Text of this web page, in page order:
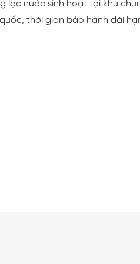
lọc nước sinh hoạt tại khu
thời gian bảo hành dài